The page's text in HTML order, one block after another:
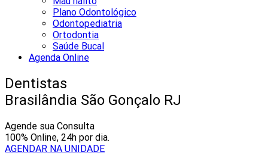
Plano Odontológico
Odontopediatria
Ortodontia
Saúde Bucal
Agenda Online
Dentistas
Brasilândia São Gonçalo RJ
Agende sua Consulta
100% Online, 24h por dia.
AGENDAR NA UNIDADE